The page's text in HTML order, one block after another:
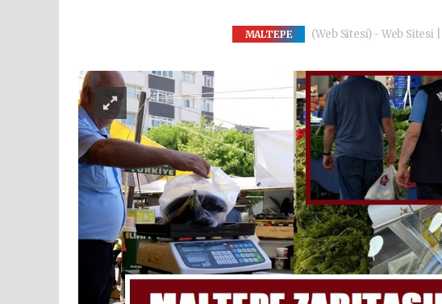
MALTEPE (Web Sitesi) - Web Sitesi